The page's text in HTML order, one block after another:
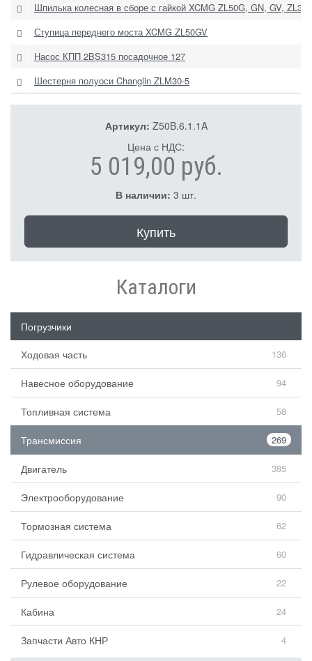
Шпилька колесная в сборе с гайкой XCMG ZL50G, GN, GV,
Ступица переднего моста XCMG ZL50GV
Насос КПП 2BS315 посадочное 127
Шестерня полуоси Changlin ZLM30-5
Артикул: Z50B.6.1.1A
Цена с НДС:
5 019,00 руб.
В наличии: 3 шт.
Купить
Каталоги
Погрузчики
Ходовая часть
136
Навесное оборудование 94
Топливная система 58
Трансмиссия 269
Двигатель 385
Электрооборудование 90
Тормозная система 62
Гидравлическая система 60
Рулевое оборудование 22
Кабина 24
Запчасти Авто КНР 4